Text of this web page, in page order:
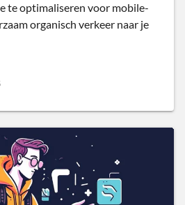
te optimaliseren voor mobile-
organisch verkeer naar je